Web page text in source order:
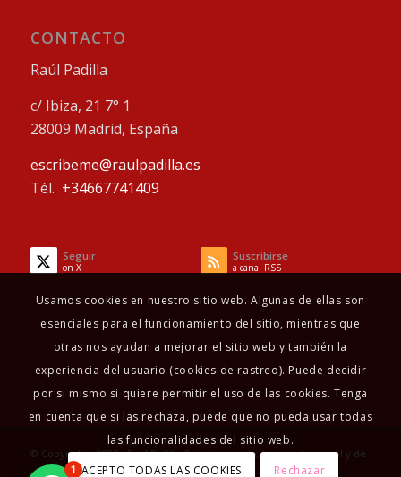
CONTACTO
Raúl Padilla
c/ Ibiza, 21 7° 1
28009 Madrid, España
escribeme@raulpadilla.es
Tél. +34667741409
Seguir
on X
Suscribirse
a canal RSS
© Copyright - 2025 - Raul Padilla Psicoterapeuta, terapeuta sexual y de
Usamos cookies en nuestro sitio web. Algunas de ellas son
esenciales para el funcionamiento del sitio, mientras que
otras nos ayudan a mejorar el sitio web y también la
experiencia del usuario (cookies de rastreo). Puede decidir
por si mismo si quiere permitir el uso de las cookies. Tenga
en cuenta que si las rechaza, puede que no pueda usar todas
las funcionalidades del sitio web.
ACEPTO TODAS LAS COOKIES Rechazar
1